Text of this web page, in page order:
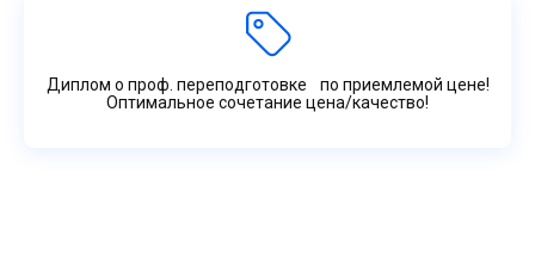
Диплом о проф. переподготовке по приемлемой цене!
Оптимальное сочетание цена/качество!